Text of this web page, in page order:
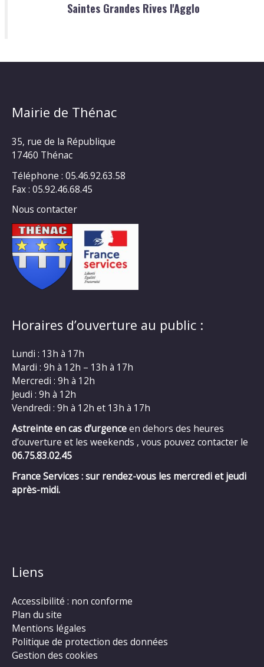
Saintes Grandes Rives l'Agglo
Mairie de Thénac
35, rue de la République
17460 Thénac
Téléphone : 05.46.92.63.58
Fax : 05.92.46.68.45
Nous contacter
Horaires d’ouverture au public :
Lundi : 13h à 17h
Mardi : 9h à 12h – 13h à 17h
Mercredi : 9h à 12h
Jeudi : 9h à 12h
Vendredi : 9h à 12h et 13h à 17h
Astreinte en cas d’urgenceen dehors des heures
d’ouverture et les weekends , vous pouvez contacter le
06.75.83.02.45
France Services : sur rendez-vous les mercredi et jeudi
après-midi.
Liens
Accessibilité : non conforme
Plan du site
Mentions légales
Politique de protection des données
Gestion des cookies